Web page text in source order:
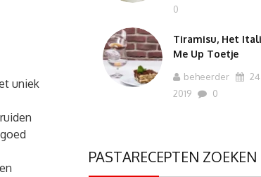
uniek
0
Tiramisu, Het
Me Up Toetje
beheerder
2019
0
PASTARECEPTEN ZOEKEN